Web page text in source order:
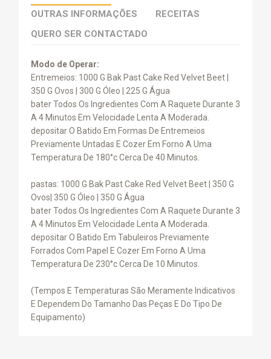
OUTRAS INFORMAÇÕES
RECEITAS
QUERO SER CONTACTADO
Modo de Operar:
Entremeios: 1000 G Bak Past Cake Red Velvet Beet |
350 G Ovos | 300 G Óleo | 225 G Água
bater Todos Os Ingredientes Com A Raquete Durante 3
A 4 Minutos Em Velocidade Lenta A Moderada.
depositar O Batido Em Formas De Entremeios
Previamente Untadas E Cozer Em Forno A Uma
Temperatura De 180°c Cerca De 40 Minutos.
pastas: 1000 G Bak Past Cake Red Velvet Beet | 350 G
Ovos| 350 G Óleo | 350 G Água
bater Todos Os Ingredientes Com A Raquete Durante 3
A 4 Minutos Em Velocidade Lenta A Moderada.
depositar O Batido Em Tabuleiros Previamente
Forrados Com Papel E Cozer Em Forno A Uma
Temperatura De 230°c Cerca De 10 Minutos.
(Tempos E Temperaturas São Meramente Indicativos
E Dependem Do Tamanho Das Peças E Do Tipo De
Equipamento)